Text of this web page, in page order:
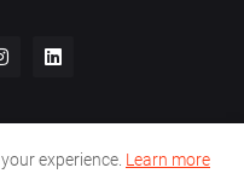
Hubungi Kami
experience. Learn more